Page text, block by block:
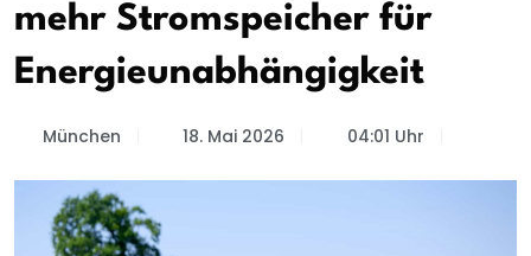
mehr Stromspeicher für
Energieunabhängigkeit
München 18. Mai 2026 04:01 Uhr